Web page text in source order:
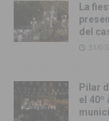
La
del
31/
Pilar
el